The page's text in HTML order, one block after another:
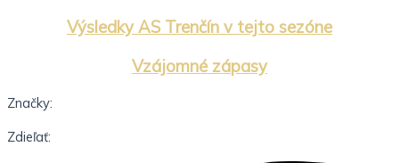
Výsledky AS Trenčín v tejto sezóne
Vzájomné zápasy
Značky:
Zdieľať: